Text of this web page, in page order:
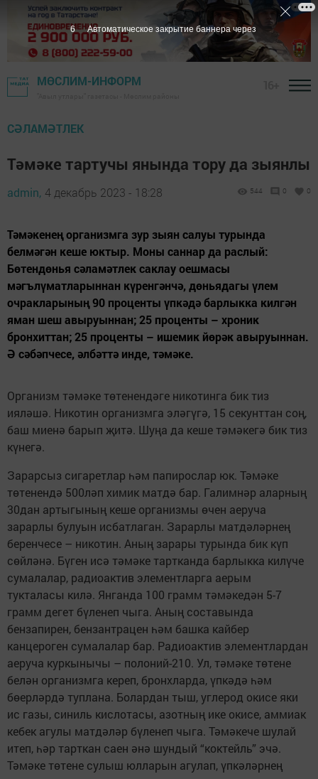
МӨСЛИМ-ИНФОРМ
СӘЛАМӘТЛЕК
Тәмәке тартучы янында тору да зыянлы
admin, 4 декабрь 2023 - 18:28 544 0 0
Тәмәкенең организмга зур зыян салуы турында
белмәгән кеше юктыр. Моны саннар да раслый:
Бөтендөнья сәламәтлек саклау оешмасы
мәгълүматларыннан күренгәнчә, дөньядагы үлем
очракларының 90 проценты үпкәдә барлыкка килгән
яман шеш авыруыннан; 25 проценты – хроник
бронхиттан; 25 проценты – ишемик йөрәк авыруыннан.
Ә сәбәпчесе, әлбәттә инде, тәмәке.
Организм тәмәке төтенендәге никотинга бик тиз
ияләшә. Никотин организмга эләгүгә, 15 секунттан соң,
баш миенә барып җитә. Шуңа да кеше тәмәкегә бик тиз
күнегә.
Зарарсыз сигаретлар һәм папирослар юк. Тәмәке
төтенендә 500ләп химик матдә бар. Галимнәр аларның
30дан артыгының кеше организмы өчен аеруча
зарарлы булуын исбатлаган. Зарарлы матдәләрнең
беренчесе – никотин. Аның зарары турында бик күп
сөйләнә. Бүген исә тәмәке тартканда барлыкка килүче
сумалалар, радиоактив элементларга аерым
тукталасы килә. Янганда 100 грамм тәмәкедән 5-7
грамм дегет бүленеп чыга. Аның составында
бензапирен, бензантрацен һәм башка кайбер
канцероген сумалалар бар. Радиоактив элементлардан
аеруча куркынычы – полоний-210. Ул, тәмәке төтене
белән организмга кереп, бронхларда, үпкәдә һәм
бөерләрдә туплана. Болардан тыш, углерод окисе яки
ис газы, синиль кислотасы, азотның ике окисе, аммиак
кебек агулы матдәләр бүленеп чыга. Тәмәкече шулай
итеп, һәр тарткан саен әнә шундый “коктейль” эчә.
Тәмәке төтене сулыш юлларын агулап, үпкәләрнең
5 Автоматическое закрытие баннера через